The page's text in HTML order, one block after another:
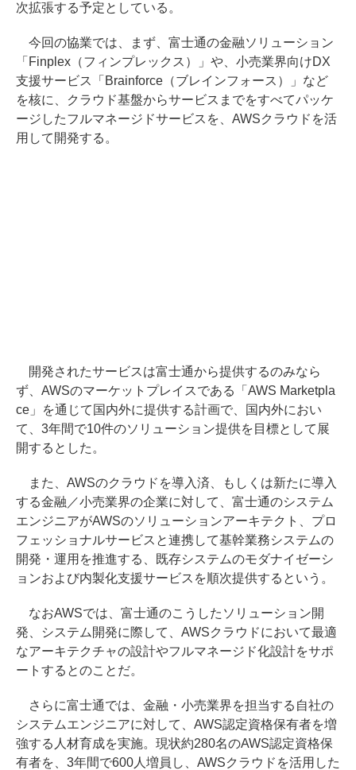
次拡張する予定としている。
今回の協業では、まず、富士通の金融ソリューション
「Finplex（フィンプレックス）」や、小売業界向けDX
支援サービス「Brainforce（ブレインフォース）」など
を核に、クラウド基盤からサービスまでをすべてパッケ
ージしたフルマネージドサービスを、AWSクラウドを活
用して開発する。
開発されたサービスは富士通から提供するのみなら
ず、AWSのマーケットプレイスである「AWS Marketpla
ce」を通じて国内外に提供する計画で、国内外におい
て、3年間で10件のソリューション提供を目標として展
開するとした。
また、AWSのクラウドを導入済、もしくは新たに導入
する金融／小売業界の企業に対して、富士通のシステム
エンジニアがAWSのソリューションアーキテクト、プロ
フェッショナルサービスと連携して基幹業務システムの
開発・運用を推進する、既存システムのモダナイゼーシ
ョンおよび内製化支援サービスを順次提供するという。
なおAWSでは、富士通のこうしたソリューション開
発、システム開発に際して、AWSクラウドにおいて最適
なアーキテクチャの設計やフルマネージド化設計をサポ
ートするとのことだ。
さらに富士通では、金融・小売業界を担当する自社の
システムエンジニアに対して、AWS認定資格保有者を増
強する人材育成を実施。現状約280名のAWS認定資格保
有者を、3年間で600人増員し、AWSクラウドを活用した